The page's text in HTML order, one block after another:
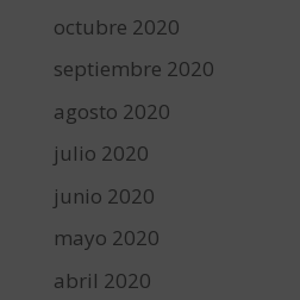
octubre 2020
septiembre 2020
agosto 2020
julio 2020
junio 2020
mayo 2020
abril 2020